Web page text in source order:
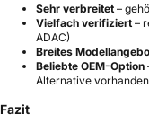
Sehr verbreitet –
Vielfach verifiziert –
ADAC)
Breites
Beliebte OEM-Option
Alternative
Fazit